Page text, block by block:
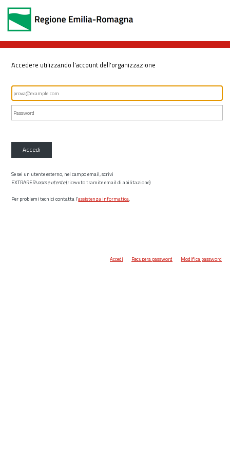
Accedere utilizzando l'account dell'organizzazione
Accedi
Se sei un utente esterno, nel campo email, scrivi
EXTRARER\nome utente(ricevuto tramite email di abilitazione)
Per problemi tecnici contatta l’assistenza informatica.
Accedi Recupera password Modifica password